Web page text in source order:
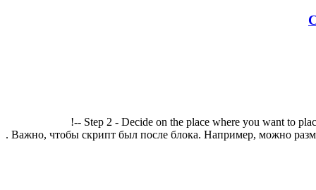
!-- Step 2 - Decide on the place where you want to
. Важно, чтобы скрипт был после блока. Например, можно